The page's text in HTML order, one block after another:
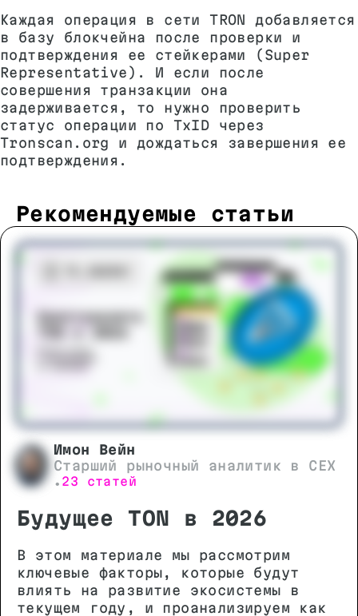
Каждая операция в сети TRON добавляется
в базу блокчейна после проверки и
подтверждения ее стейкерами (Super
Representative). И если после
совершения транзакции она
задерживается, то нужно проверить
статус операции по TxID через
Tronscan.org и дождаться завершения ее
подтверждения.
Рекомендуемые статьи
Имон Вейн
Старший рыночный аналитик в CEX
• 23 статей
Будущее TON в 2026
В этом материале мы рассмотрим
ключевые факторы, которые будут
влиять на развитие экосистемы в
текущем году, и проанализируем как